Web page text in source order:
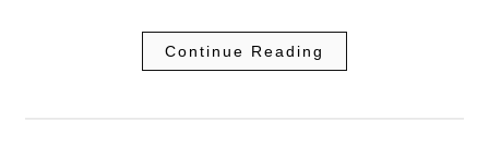
Continue Reading